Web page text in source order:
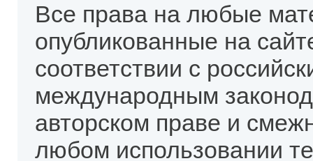
Все права на любые
опубликованные на
соответствии с
международным
авторском праве и
любом использовании